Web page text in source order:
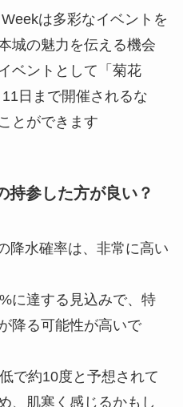
は多彩なイベントを
城の魅力を伝える機会
ベントとして「菊花
日まで開催されるな
とができます
持参した方が良い？
降水確率は、非常に高い
に達する見込みで、特
降る可能性が高いで
で約10度と予想されて
、肌寒く感じるかもし